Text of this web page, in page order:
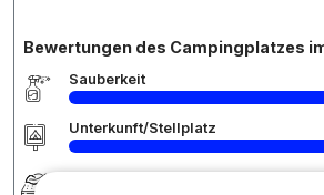
Bewertungen des Campingplatzes
Sauberkeit
Unterkunft/Stellplatz
Komfort